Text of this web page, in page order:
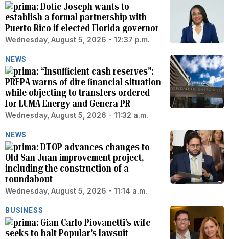
Dotie Joseph wants to
establish a formal partnership with
Puerto Rico if elected Florida governor
Wednesday, August 5, 2026 - 12:37 p.m.
NEWS
“Insufficient cash reserves”:
PREPA warns of dire financial situation
while objecting to transfers ordered
for LUMA Energy and Genera PR
Wednesday, August 5, 2026 - 11:32 a.m.
NEWS
DTOP advances changes to
Old San Juan improvement project,
including the construction of a
roundabout
Wednesday, August 5, 2026 - 11:14 a.m.
BUSINESS
Gian Carlo Piovanetti’s wife
seeks to halt Popular’s lawsuit